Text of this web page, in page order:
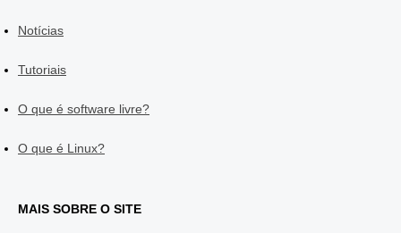
Notícias
Tutoriais
O que é software livre?
O que é Linux?
MAIS SOBRE O SITE